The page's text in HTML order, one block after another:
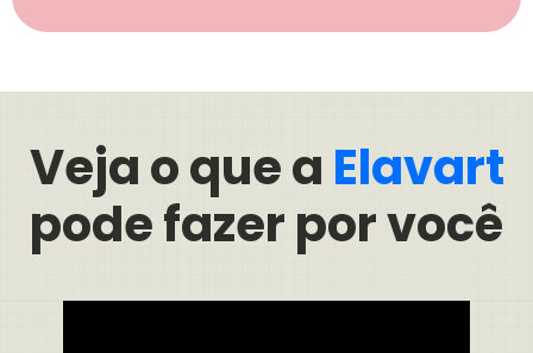
Veja o que a Elavart
pode fazer por você